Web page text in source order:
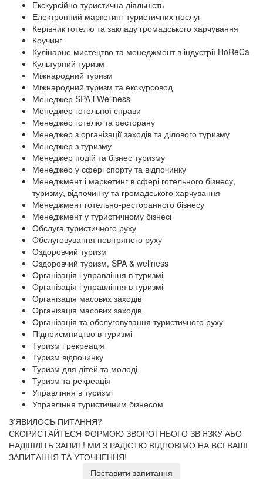
Екскурсійно-туристична діяльність
Електронний маркетинг туристичних послуг
Керівник готелю та закладу громадського харчування
Коучинг
Кулінарне мистецтво та менеджмент в індустрії HoReCa
Культурний туризм
Міжнародний туризм
Міжнародний туризм та екскурсовод
Менеджер SPA i Wellness
Менеджер готельної справи
Менеджер готелю та ресторану
Менеджер з організації заходів та ділового туризму
Менеджер з туризму
Менеджер подій та бізнес туризму
Менеджер у сфері спорту та відпочинку
Менеджмент і маркетинг в сфері готельного бізнесу,
туризму, відпочинку та громадського харчування
Менеджмент готельно-ресторанного бізнесу
Менеджмент у туристичному бізнесі
Обслуга туристичного руху
Обслуговування повітряного руху
Оздоровчий туризм
Оздоровчий туризм, SPA & wellness
Організація і управління в туризмі
Організація і управління в туризмі
Організація масових заходів
Організація масових заходів
Організація та обслуговування туристичного руху
Підприємництво в туризмі
Туризм і рекреація
Туризм відпочинку
Туризм для дітей та молоді
Туризм та рекреація
Управління в туризмі
Управління туристичним бізнесом
З’ЯВИЛОСЬ ПИТАННЯ?
СКОРИСТАЙТЕСЯ ФОРМОЮ ЗВОРОТНЬОГО ЗВ’ЯЗКУ АБО
НАДІШЛІТЬ ЗАПИТ! МИ З РАДІСТЮ ВІДПОВІМО НА ВСІ ВАШІ
ЗАПИТАННЯ ТА УТОЧНЕННЯ!
Поставити запитання